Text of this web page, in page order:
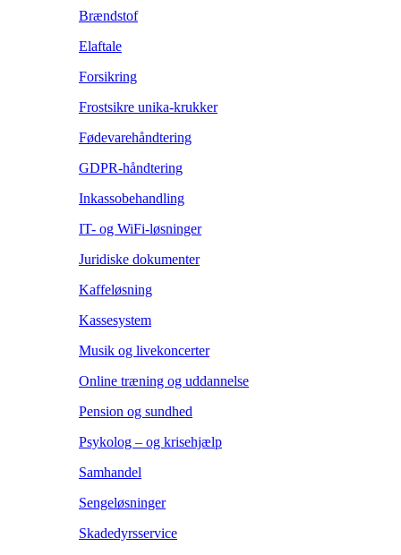
Brændstof
Elaftale
Forsikring
Frostsikre unika-krukker
Fødevarehåndtering
GDPR-håndtering
Inkassobehandling
IT- og WiFi-løsninger
Juridiske dokumenter
Kaffeløsning
Kassesystem
Musik og livekoncerter
Online træning og uddannelse
Pension og sundhed
Psykolog – og krisehjælp
Samhandel
Sengeløsninger
Skadedyrsservice